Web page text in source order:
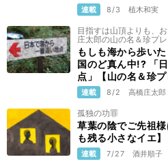
振袖（一）
11/19 公開終了
帯留め（五）
帯留め（四）
連載 8/3 植木和実
目指すは山頂よりも、
庄太郎の山の名＆珍プ
もしも海から歩い
国のど真ん中!? 「
点」【山の名＆珍プ
連載 8/2 高橋庄太郎
孤独の功罪
草葉の陰でご先祖
も残る小さなイエ】
連載 7/27 酒井順子